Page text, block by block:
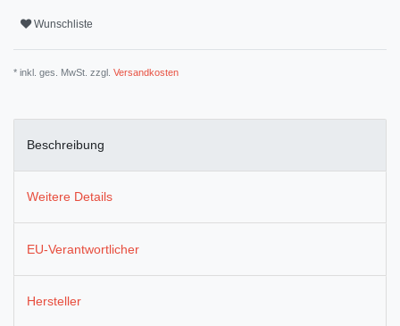
Wunschliste
* inkl. ges. MwSt. zzgl. Versandkosten
Beschreibung
Weitere Details
EU-Verantwortlicher
Hersteller